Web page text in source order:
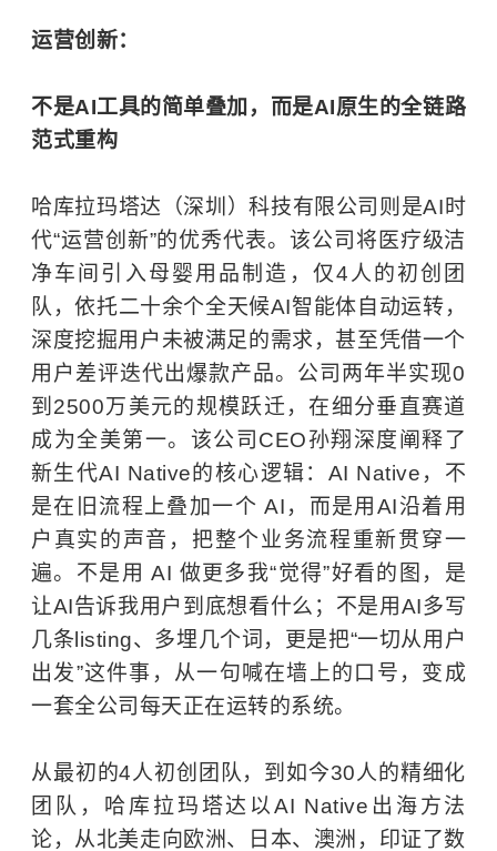
运营创新：
不是AI工具的简单叠加，而是AI原生的全链路
范式重构
哈库拉玛塔达（深圳）科技有限公司则是AI时
代“运营创新”的优秀代表。该公司将医疗级洁
净车间引入母婴用品制造，仅4人的初创团
队，依托二十余个全天候AI智能体自动运转，
深度挖掘用户未被满足的需求，甚至凭借一个
用户差评迭代出爆款产品。公司两年半实现0
到2500万美元的规模跃迁，在细分垂直赛道
成为全美第一。该公司CEO孙翔深度阐释了
新生代AI Native的核心逻辑：AI Native，不
是在旧流程上叠加一个 AI，而是用AI沿着用
户真实的声音，把整个业务流程重新贯穿一
遍。不是用 AI 做更多我“觉得”好看的图，是
让AI告诉我用户到底想看什么；不是用AI多写
几条listing、多埋几个词，更是把“一切从用户
出发”这件事，从一句喊在墙上的口号，变成
一套全公司每天正在运转的系统。
从最初的4人初创团队，到如今30人的精细化
团队，哈库拉玛塔达以AI Native出海方法
论，从北美走向欧洲、日本、澳洲，印证了数